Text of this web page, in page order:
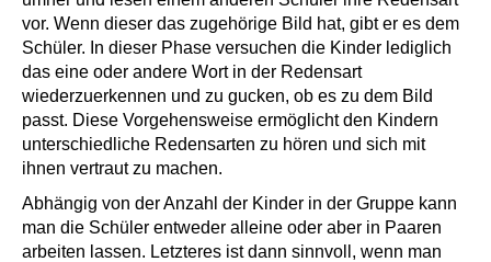
vor. Wenn dieser das zugehörige Bild hat, gibt er es dem
Schüler. In dieser Phase versuchen die Kinder lediglich
das eine oder andere Wort in der Redensart
wiederzuerkennen und zu gucken, ob es zu dem Bild
passt. Diese Vorgehensweise ermöglicht den Kindern
unterschiedliche Redensarten zu hören und sich mit
ihnen vertraut zu machen.
Abhängig von der Anzahl der Kinder in der Gruppe kann
man die Schüler entweder alleine oder aber in Paaren
arbeiten lassen. Letzteres ist dann sinnvoll, wenn man